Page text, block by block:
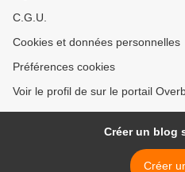
C.G.U.
Cookies et données personnelles
Préférences cookies
Voir le profil de sur le portail
Créer un blog
Créer